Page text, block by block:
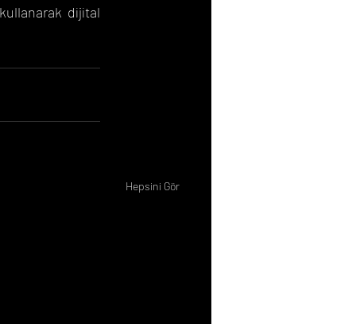
dijital
Hepsini Gör